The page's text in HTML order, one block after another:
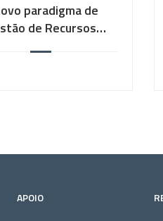
paradigma de
de Recursos
APOIO